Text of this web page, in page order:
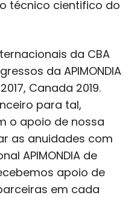
técnico cientifico do
da CBA
da APIMONDIA
Canada 2019.
para tal,
o apoio de nossa
as anuidades com
APIMONDIA de
apoio de
em cada